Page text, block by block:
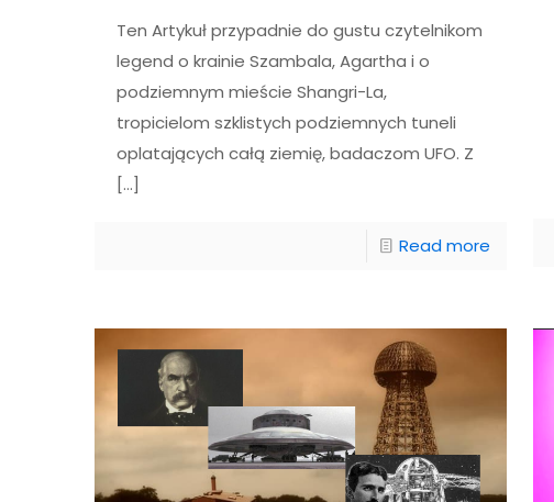
Ten Artykuł przypadnie do gustu czytelnikom
legend o krainie Szambala, Agartha i o
podziemnym mieście Shangri-La,
tropicielom szklistych podziemnych tuneli
oplatających całą ziemię, badaczom UFO. Z
[…]
Read more